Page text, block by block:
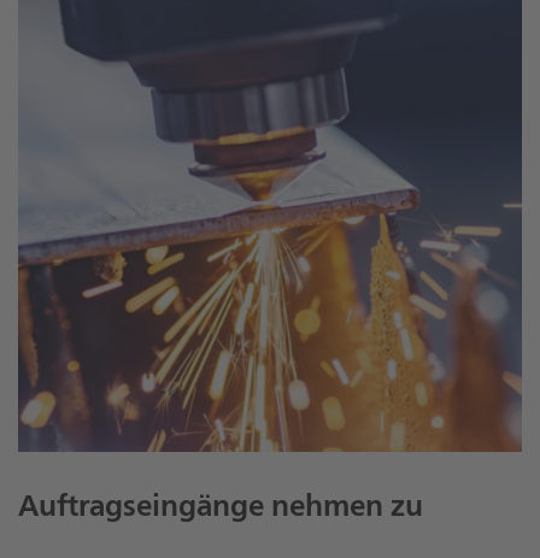
Auftragseingänge nehmen zu